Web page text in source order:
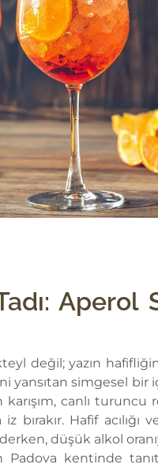
Aperol
değil; yazın
yansıtan simgesel bir
canlı turuncu
bırakır. Hafif acılığı
düşük alkol
Padova kentinde